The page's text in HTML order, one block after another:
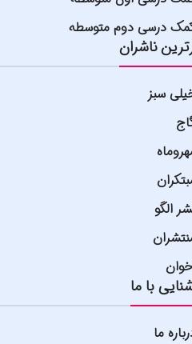
درسی دوم متوسطه
ناشران
سبز
الگو
با ما
ما